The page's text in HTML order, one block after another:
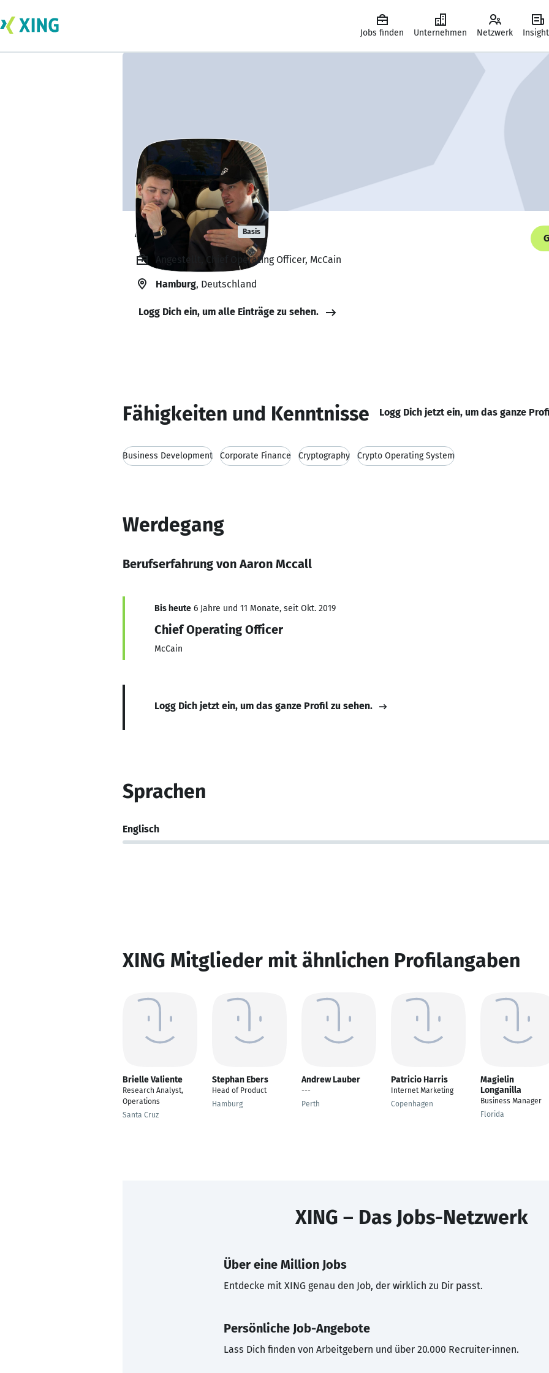
Jobs finden Unternehmen Netzwerk
Aaron Mccall Basis
Angestellt, Chief Operating Officer, McCain
Hamburg, Deutschland
Logg Dich ein, um alle Einträge zu sehen.
Fähigkeiten und Kenntnisse Logg Dich jetzt ein, um das ganze
Business Development Corporate Finance Cryptography Crypto Operating System
Werdegang
Berufserfahrung von Aaron Mccall
Bis heute 6 Jahre und 11 Monate, seit Okt. 2019
Chief Operating Officer
McCain
Logg Dich jetzt ein, um das ganze Profil zu sehen.
Sprachen
Englisch
XING Mitglieder mit ähnlichen Profilangaben
Brielle Valiente
Research Analyst,
Operations
Santa Cruz
Stephan Ebers
Head of Product
Hamburg
Andrew Lauber
---
Perth
Patricio Harris
Internet Marketing
Copenhagen
Magielin
Longanilla
Business Manager
Florida
XING – Das Jobs-Netzwerk
Über eine Million Jobs
Entdecke mit XING genau den Job, der wirklich zu Dir passt.
Persönliche Job-Angebote
Lass Dich finden von Arbeitgebern und über 20.000 Recruiter·innen.